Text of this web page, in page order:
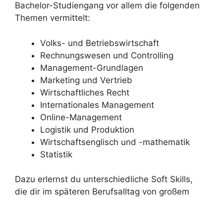
Bachelor-Studiengang vor allem die folgenden
Themen vermittelt:
Volks- und Betriebswirtschaft
Rechnungswesen und Controlling
Management-Grundlagen
Marketing und Vertrieb
Wirtschaftliches Recht
Internationales Management
Online-Management
Logistik und Produktion
Wirtschaftsenglisch und -mathematik
Statistik
Dazu erlernst du unterschiedliche Soft Skills,
die dir im späteren Berufsalltag von großem